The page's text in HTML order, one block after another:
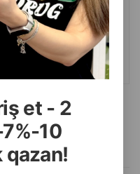
et - 2
10
qazan!
108.00